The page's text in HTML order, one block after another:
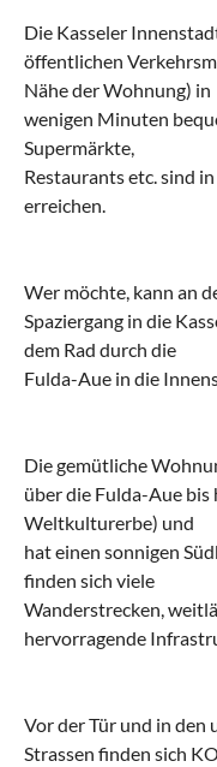
Die Kasseler
öffentlichen
Nähe der Wohnung) in
wenigen Minuten
Supermärkte,
Restaurants etc. sind
erreichen.
Wer möchte, kann an
Spaziergang in die
dem Rad durch die
Fulda-Aue in die
Die gemütliche
über die Fulda-Aue bis
Weltkulturerbe) und
hat einen sonnigen
finden sich viele
Wanderstrecken,
hervorragende
Vor der Tür und in den
Strassen finden sich